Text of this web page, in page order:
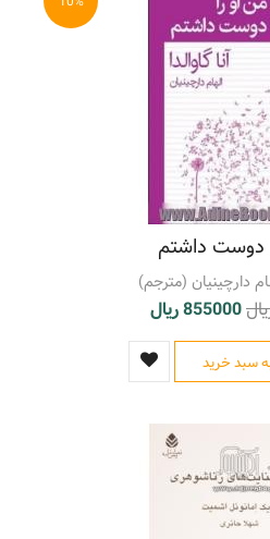
دوست داشتم
دارچینیان (مترجم)
855000 ریال
سبد خرید